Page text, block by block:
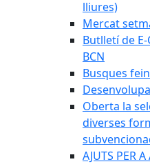
lliures)
Mercat
Butlletí de
BCN
Busques
Oberta la
diverses
AJUTS PER